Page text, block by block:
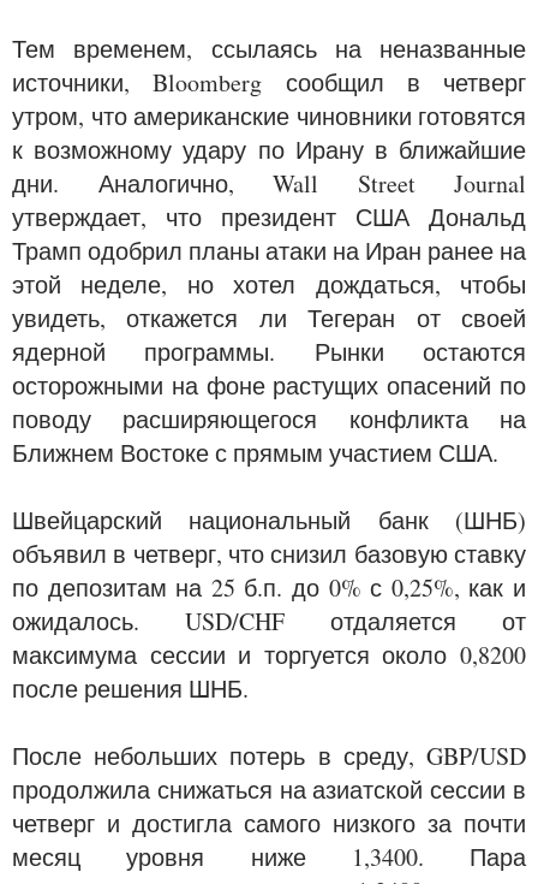
Тем временем, ссылаясь на неназванные
источники, Bloomberg сообщил в четверг
утром, что американские чиновники готовятся
к возможному удару по Ирану в ближайшие
дни. Аналогично, Wall Street Journal
утверждает, что президент США Дональд
Трамп одобрил планы атаки на Иран ранее на
этой неделе, но хотел дождаться, чтобы
увидеть, откажется ли Тегеран от своей
ядерной программы. Рынки остаются
осторожными на фоне растущих опасений по
поводу расширяющегося конфликта на
Ближнем Востоке с прямым участием США.
Швейцарский национальный банк (ШНБ)
объявил в четверг, что снизил базовую ставку
по депозитам на 25 б.п. до 0% с 0,25%, как и
ожидалось. USD/CHF отдаляется от
максимума сессии и торгуется около 0,8200
после решения ШНБ.
После небольших потерь в среду, GBP/USD
продолжила снижаться на азиатской сессии в
четверг и достигла самого низкого за почти
месяц уровня ниже 1,3400. Пара